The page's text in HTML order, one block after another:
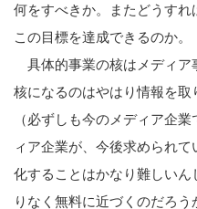
何をすべきか。またどうすれ
この目標を達成できるのか。
具体的事業の核はメディア
核になるのはやはり情報を
（必ずしも今のメディア企
ィア企業が、今後求められ
化することはかなり難しい
りなく無料に近づくのだろ